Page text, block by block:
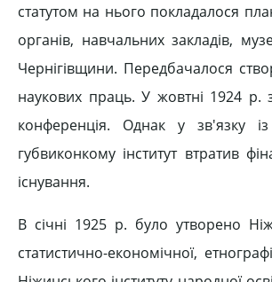
статутом на нього покладалося
органів, навчальних закладів,
Чернігівщини. Передбачалося
наукових праць. У жовтні 1924 р.
конференція. Однак у зв'язку із
губвиконкому інститут втратив
існування.
В січні 1925 р. було утворено
статистично-економічної,